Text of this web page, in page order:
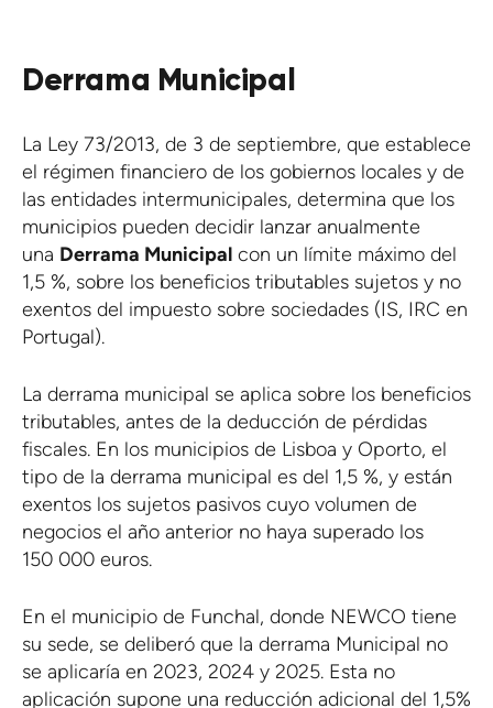
Derrama Municipal
La Ley 73/2013, de 3 de septiembre, que establece
el régimen financiero de los gobiernos locales y de
las entidades intermunicipales, determina que los
municipios pueden decidir lanzar anualmente
una Derrama Municipal con un límite máximo del
1,5 %, sobre los beneficios tributables sujetos y no
exentos del impuesto sobre sociedades (IS, IRC en
Portugal).
La derrama municipal se aplica sobre los beneficios
tributables, antes de la deducción de pérdidas
fiscales. En los municipios de Lisboa y Oporto, el
tipo de la derrama municipal es del 1,5 %, y están
exentos los sujetos pasivos cuyo volumen de
negocios el año anterior no haya superado los
150 000 euros.
En el municipio de Funchal, donde NEWCO tiene
su sede, se deliberó que la derrama Municipal no
se aplicaría en 2023, 2024 y 2025. Esta no
aplicación supone una reducción adicional del 1,5%